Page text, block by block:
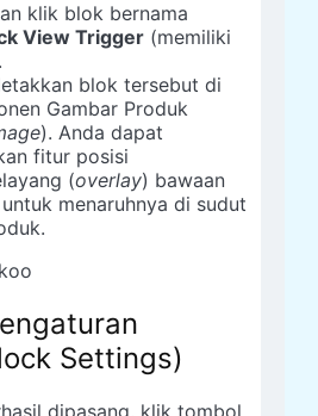
klik blok bernama
View Trigger (memiliki
blok tersebut di
Gambar Produk
). Anda dapat
fitur posisi
(overlay) bawaan
menaruhnya di sudut
Settings)